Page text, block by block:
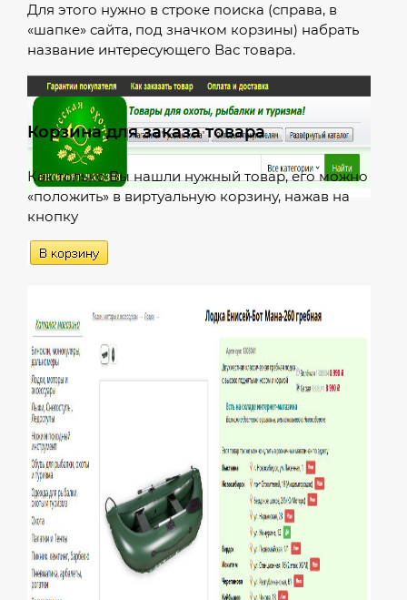
Для этого нужно в строке поиска (справа, в
«шапке» сайта, под значком корзины) набрать
название интересующего Вас товара.
Корзина для заказа товара
Как только Вы нашли нужный товар, его можно
«положить» в виртуальную корзину, нажав на
кнопку